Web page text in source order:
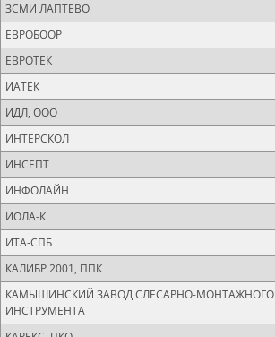
ЗСМИ ЛАПТЕВО
ЕВРОБООР
ЕВРОТЕК
ИАТЕК
ИДЛ, ООО
ИНТЕРСКОЛ
ИНСЕПТ
ИНФОЛАЙН
ИОЛА-К
ИТА-СПБ
КАЛИБР 2001, ППК
КАМЫШИНСКИЙ ЗАВОД СЛЕСАРНО-МОНТАЖНОГО
ИНСТРУМЕНТА